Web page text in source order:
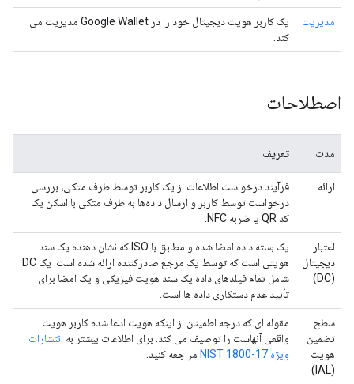
مدیریت
یک کاربر هویت دیجیتال خود را در Google Wallet مدیریت می
کند.
اصطلاحات
مدت تعریف
ارائه
فرآیند درخواست اطلاعات از یک کاربر توسط طرف متکی، بررسی
درخواست توسط کاربر و ارسال داده‌ها به طرف متکی با اسکن یک
کد QR یا ضربه NFC.
اعتبار
دیجیتال
(DC)
یک بسته داده امضا شده و مطابق با ISO که نشان دهنده یک سند
هویتی است که توسط یک مرجع صادرکننده ارائه شده است. یک DC
شامل تمام فیلدهای داده یک سند هویت فیزیکی و یک امضا برای
تأیید عدم دستکاری داده ها است.
سطح
تضمین
هویت
(IAL)
مقوله ای که درجه اطمینان از اینکه هویت ادعا شده کاربر هویت
واقعی آنهاست را توصیف می کند. برای اطلاعات بیشتر به انتشارات
ویژه NIST 1800-17
مراجعه کنید.